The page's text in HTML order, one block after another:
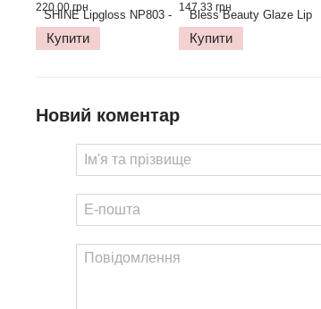
220.00 грн
Купити
147.33 грн
Купити
Новий коментар